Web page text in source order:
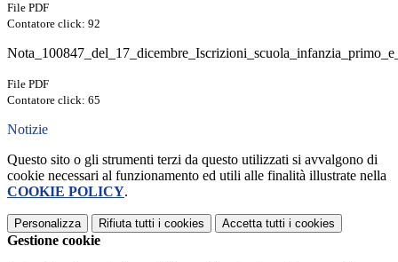
File PDF
Contatore click: 92
File PDF
Contatore click: 65
Notizie
Questo sito o gli strumenti terzi da questo utilizzati si avvalgono di
cookie necessari al funzionamento ed utili alle finalità illustrate nella
COOKIE POLICY.
Personalizza Rifiuta tutti i cookies Accetta tutti i cookies
Gestione cookie